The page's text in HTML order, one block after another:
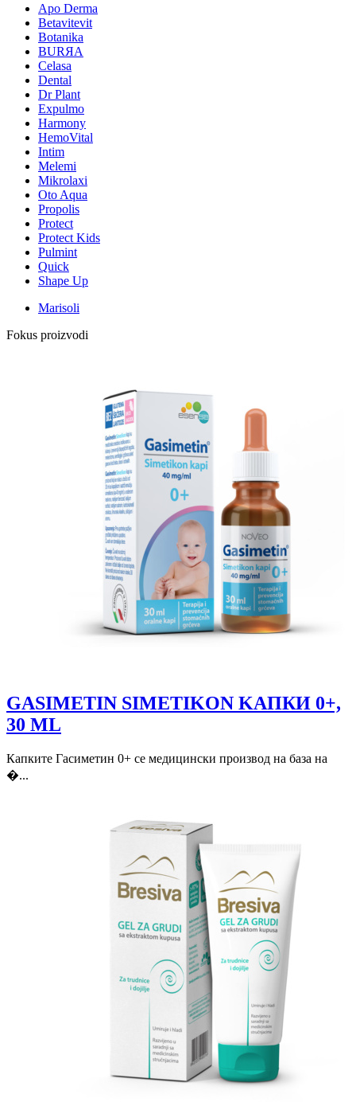
Apo Derma
Betavitevit
Botanika
BURЯA
Celasa
Dental
Dr Plant
Expulmo
Harmony
HemoVital
Intim
Melemi
Mikrolaxi
Oto Aqua
Propolis
Protect
Protect Kids
Pulmint
Quick
Shape Up
Marisoli
Fokus proizvodi
GASIMETIN SIMETIKON KAПКИ 0+,
30 ML
Капките Гасиметин 0+ се медицински производ на база на
�...